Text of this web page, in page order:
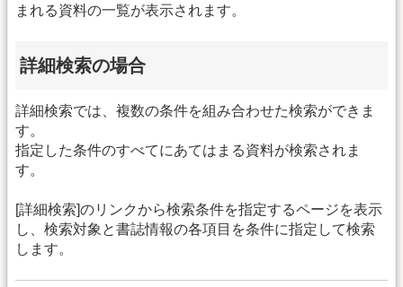
まれる資料の一覧が表示されます。
詳細検索の場合
詳細検索では、複数の条件を組み合わせた検索ができま
す。
指定した条件のすべてにあてはまる資料が検索されま
す。
[詳細検索]のリンクから検索条件を指定するページを表示
し、検索対象と書誌情報の各項目を条件に指定して検索
します。